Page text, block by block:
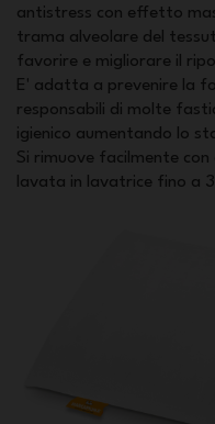
antistress con effetto
trama alveolare del
favorire e migliorare il
E' adatta a prevenire la
responsabili di molte
igienico aumentando lo
Si rimuove facilmente
lavata in lavatrice fino a